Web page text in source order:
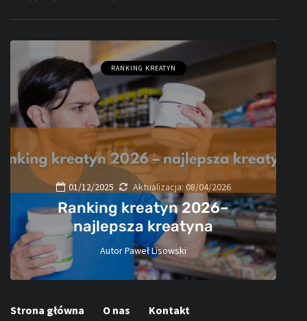
RANKING KREATYN
01/12/2025 Aktualizacja: 08/04/2026
Ranking kreatyn 2026–
najlepsza kreatyna
AutorPaweł Lisowski
60
Strona główna O nas Kontakt